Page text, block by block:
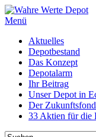
Menü
Aktuelles
Depotbestand
Das Konzept
Depotalarm
Ihr Beitrag
Unser Depot in
Der
33 Aktien für die